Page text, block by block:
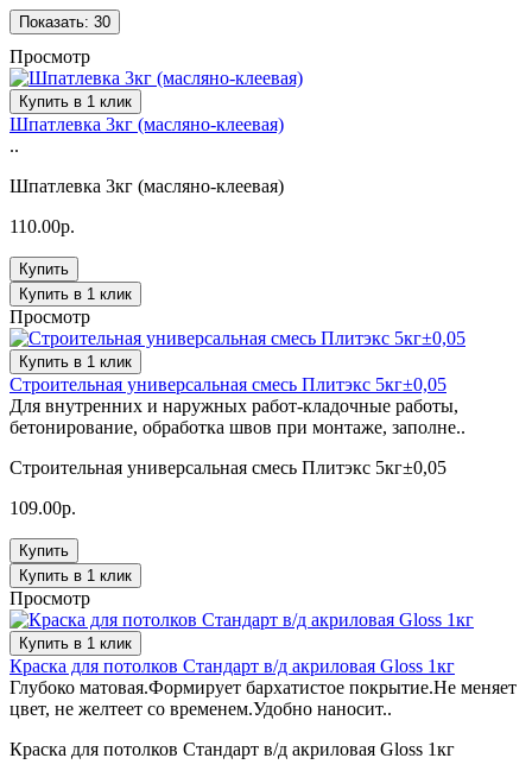
Показать: 30
Просмотр
Купить в 1 клик
Шпатлевка 3кг (масляно-клеевая)
..
Шпатлевка 3кг (масляно-клеевая)
110.00р.
Купить
Купить в 1 клик
Просмотр
Купить в 1 клик
Строительная универсальная смесь Плитэкс 5кг±0,05
Для внутренних и наружных работ-кладочные работы,
бетонирование, обработка швов при монтаже, заполне..
Строительная универсальная смесь Плитэкс 5кг±0,05
109.00р.
Купить
Купить в 1 клик
Просмотр
Купить в 1 клик
Краска для потолков Стандарт в/д акриловая Gloss 1кг
Глубоко матовая.Формирует бархатистое покрытие.Не меняет
цвет, не желтеет со временем.Удобно наносит..
Краска для потолков Стандарт в/д акриловая Gloss 1кг